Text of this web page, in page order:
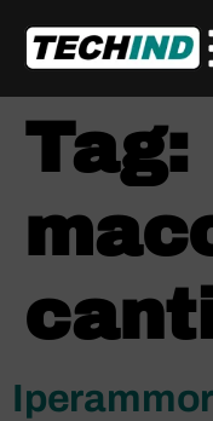
Tag: